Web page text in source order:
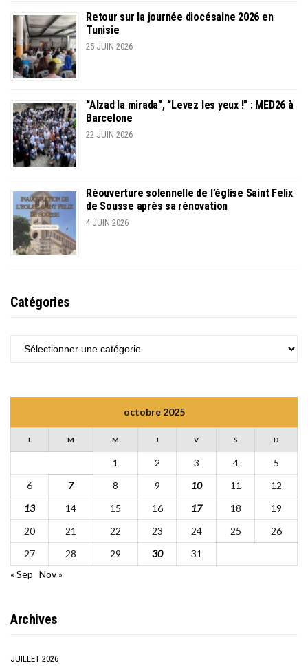
Retour sur la journée diocésaine 2026 en
Tunisie
25 JUIN 2026
“Alzad la mirada”, “Levez les yeux !” : MED26 à
Barcelone
22 JUIN 2026
Réouverture solennelle de l’église Saint Felix
de Sousse après sa rénovation
4 JUIN 2026
Catégories
CATÉGORIES
octobre 2025
L M M J V S D
1 2 3 4
5
6
7 8 9 10 11
12
13
14 15 16 17 18
19
20
21 22 23 24 25
26
27
28 29 30
31
« Sep Nov »
Archives
JUILLET 2026